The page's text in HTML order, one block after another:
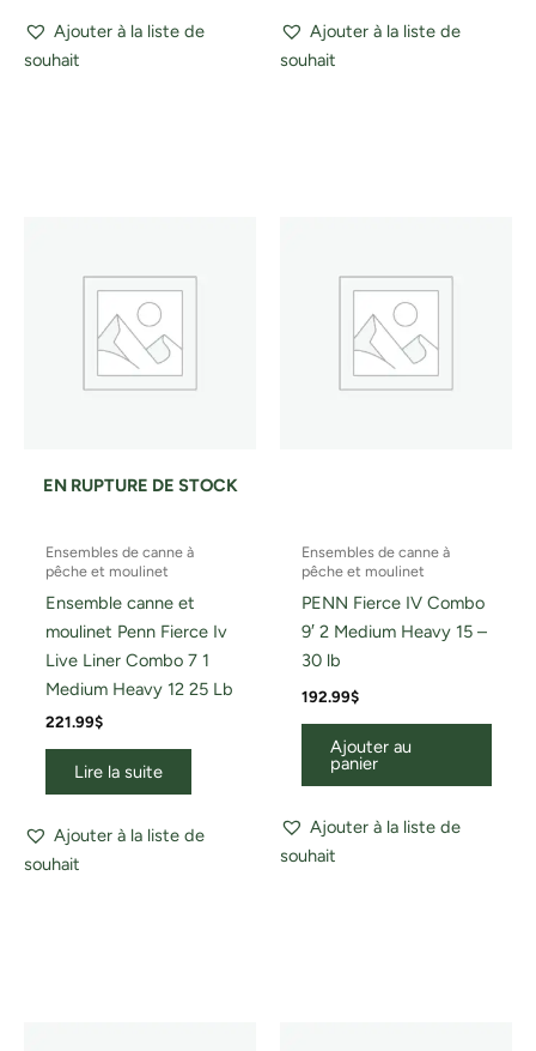
Ajouter à la liste de
souhait
Ajouter à la liste de
souhait
EN RUPTURE DE STOCK
Ensembles de canne à
pêche et moulinet
Ensemble canne et
moulinet Penn Fierce Iv
Live Liner Combo 7 1
Medium Heavy 12 25 Lb
221.99$
Lire la suite
Ajouter à la liste de
souhait
Ensembles de canne à
pêche et moulinet
PENN Fierce IV Combo
9′ 2 Medium Heavy 15 –
30 lb
192.99$
Ajouter au
panier
Ajouter à la liste de
souhait